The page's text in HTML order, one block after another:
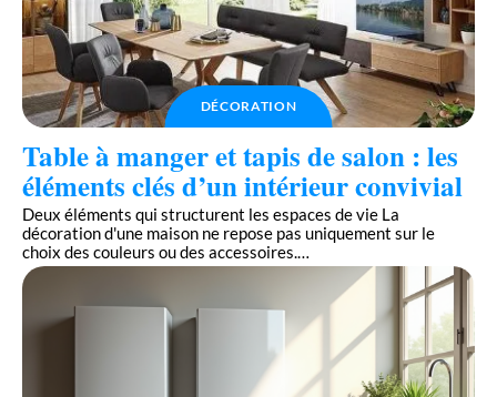
DÉCORATION
Table à manger et tapis de salon : les
éléments clés d’un intérieur convivial
Deux éléments qui structurent les espaces de vie La
décoration d'une maison ne repose pas uniquement sur le
choix des couleurs ou des accessoires.…